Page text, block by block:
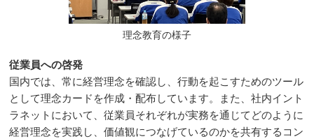
理念教育の様子
従業員への啓発
国内では、常に経営理念を確認し、行動を起こすためのツール
として理念カードを作成・配布しています。また、社内イント
ラネットにおいて、従業員それぞれが実務を通じてどのように
経営理念を実践し、価値観につなげているのかを共有するコン